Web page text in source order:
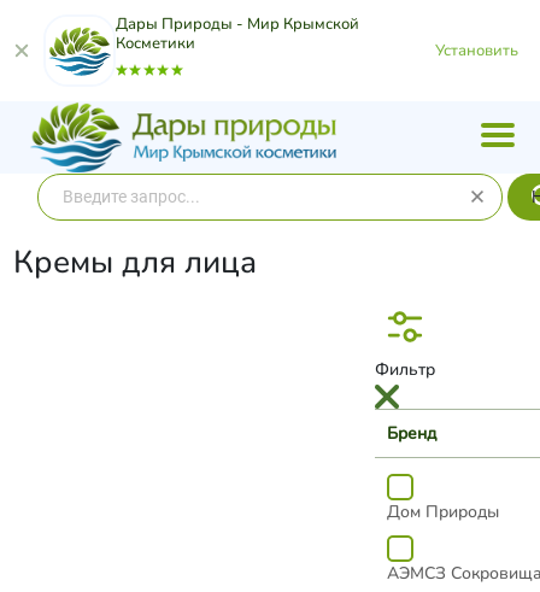
Дары Природы - Мир Крымской
Косметики
Установить
Кремы для лица
Фильтр
Бренд
Дом Природы
АЭМСЗ